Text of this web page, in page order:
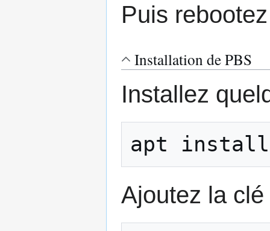
Puis
Installation de PBS
Installez
apt install
Ajoutez la